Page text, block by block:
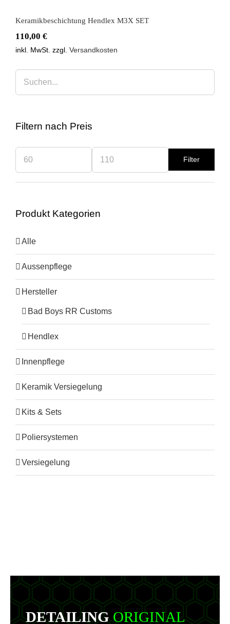
Keramikbeschichtung Hendlex M3X SET
110,00 €
inkl. MwSt. zzgl. Versandkosten
Filtern nach Preis
Preis
Preis
Filter
Produkt Kategorien
Alle
Aussenpflege
Hersteller
Bad Boys RR Customs
Hendlex
Innenpflege
Keramik Versiegelung
Kits & Sets
Poliersystemen
Versiegelung
DETAILING ORIGINAL